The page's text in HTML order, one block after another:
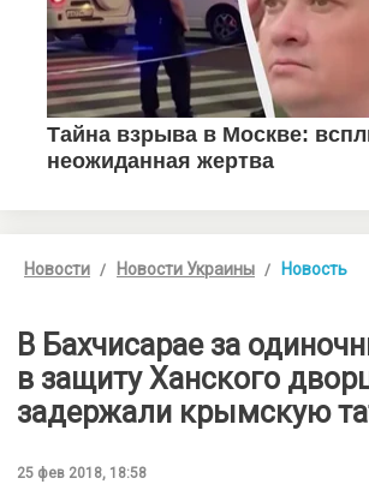
Новости Новости Украины Новость
В Бахчисарае за
в защиту Ханского
задержали крымскую
25 фев 2018, 18:58